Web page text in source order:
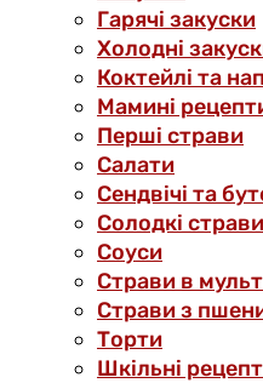
Гарячі закуски
Холодні
Коктейлі та
Мамині
Перші страви
Салати
Сендвічі та
Солодкі страви
Соуси
Страви в
Страви з
Торти
Шкільні